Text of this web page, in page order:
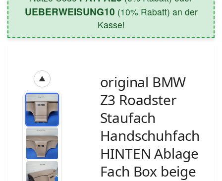
UEBERWEISUNG10 (10% Rabatt) an der
Kasse!
▲
original BMW
Z3 Roadster
Staufach
Handschuhfach
HINTEN Ablage
Fach Box beige